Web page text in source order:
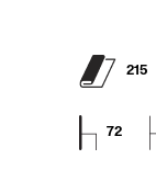
215
72